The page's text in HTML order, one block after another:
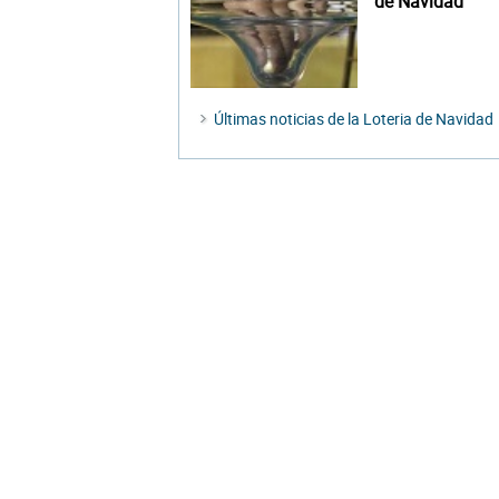
Últimas noticias de la Loteria de Navidad